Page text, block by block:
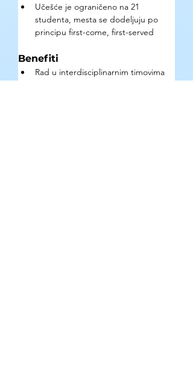
Učešće je ograničeno na 21
studenta, mesta se dodeljuju po
principu first-come, first-served
Benefiti
Rad u interdisciplinarnim timovima